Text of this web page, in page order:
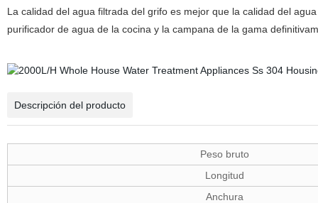
La calidad del agua filtrada del grifo es mejor que la calidad del
purificador de agua de la cocina y la campana de la gama
Descripción del producto
Peso bruto
Longitud
Anchura